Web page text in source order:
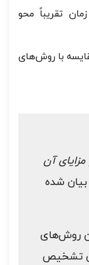
تقریباً محو
با روش‌های
آن
شده
روش‌های
تشخیص